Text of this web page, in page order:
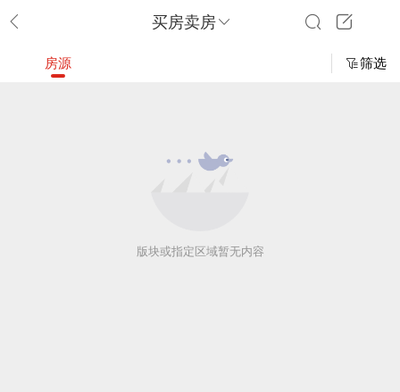
买房卖房
房源 筛选
版块或指定区域暂无内容